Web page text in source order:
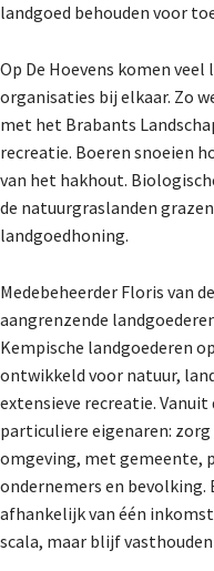
landgoed behouden voor
Op De Hoevens komen veel
organisaties bij elkaar. Zo
met het Brabants
recreatie. Boeren snoeien
van het hakhout.
de natuurgraslanden
landgoedhoning.
Medebeheerder Floris van
aangrenzende
Kempische landgoederen
ontwikkeld voor natuur,
extensieve recreatie.
particuliere eigenaren:
omgeving, met gemeente,
ondernemers en bevolking.
afhankelijk van één
scala, maar blijf vasthouden